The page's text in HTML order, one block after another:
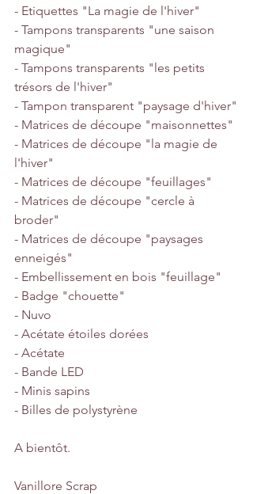
- Etiquettes "La magie de l'hiver"
- Tampons transparents "une saison
magique"
- Tampons transparents "les petits
trésors de l'hiver"
- Tampon transparent "paysage d'hiver"
- Matrices de découpe "maisonnettes"
- Matrices de découpe "la magie de
l'hiver"
- Matrices de découpe "feuillages"
- Matrices de découpe "cercle à
broder"
- Matrices de découpe "paysages
enneigés"
- Embellissement en bois "feuillage"
- Badge "chouette"
- Nuvo
- Acétate étoiles dorées
- Acétate
- Bande LED
- Minis sapins
- Billes de polystyrène
A bientôt.
Vanillore Scrap